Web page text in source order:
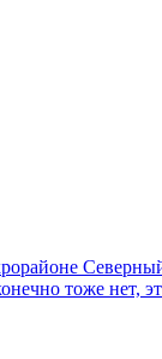
тоже нет,